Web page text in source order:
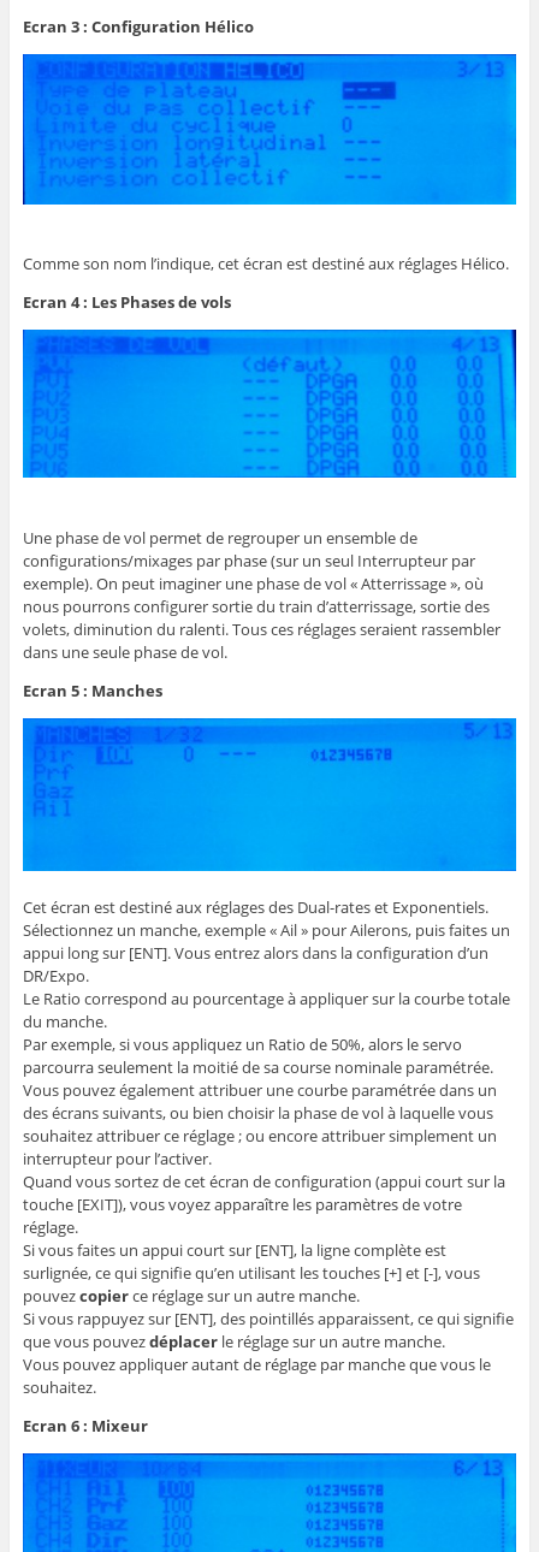
Ecran 3 : Configuration Hélico
Comme son nom l’indique, cet écran est destiné aux réglages Hélico.
Ecran 4 : Les Phases de vols
Une phase de vol permet de regrouper un ensemble de
configurations/mixages par phase (sur un seul Interrupteur par
exemple). On peut imaginer une phase de vol « Atterrissage », où
nous pourrons configurer sortie du train d’atterrissage, sortie des
volets, diminution du ralenti. Tous ces réglages seraient rassembler
dans une seule phase de vol.
Ecran 5 : Manches
Cet écran est destiné aux réglages des Dual-rates et Exponentiels.
Sélectionnez un manche, exemple « Ail » pour Ailerons, puis faites un
appui long sur [ENT]. Vous entrez alors dans la configuration d’un
DR/Expo.
Le Ratio correspond au pourcentage à appliquer sur la courbe totale
du manche.
Par exemple, si vous appliquez un Ratio de 50%, alors le servo
parcourra seulement la moitié de sa course nominale paramétrée.
Vous pouvez également attribuer une courbe paramétrée dans un
des écrans suivants, ou bien choisir la phase de vol à laquelle vous
souhaitez attribuer ce réglage ; ou encore attribuer simplement un
interrupteur pour l’activer.
Quand vous sortez de cet écran de configuration (appui court sur la
touche [EXIT]), vous voyez apparaître les paramètres de votre
réglage.
Si vous faites un appui court sur [ENT], la ligne complète est
surlignée, ce qui signifie qu’en utilisant les touches [+] et [-], vous
pouvezcopierce réglage sur un autre manche.
Si vous rappuyez sur [ENT], des pointillés apparaissent, ce qui signifie
que vous pouvezdéplacerle réglage sur un autre manche.
Vous pouvez appliquer autant de réglage par manche que vous le
souhaitez.
Ecran 6 : Mixeur